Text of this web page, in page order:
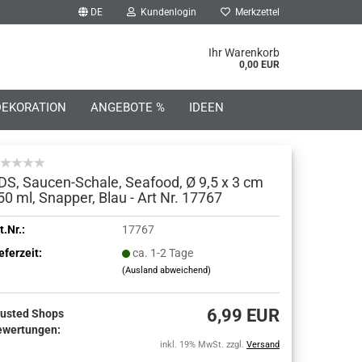
DE Kundenlogin
erstellen
vergessen?
Merkzettel
Ihr Warenkorb
0,00 EUR
ANGEBOTE % IDEEN
Saucen-Schale, Seafood, Ø 9,5 x 3 cm
ml, Snapper, Blau - Art Nr. 17767
17767
ca. 1-2 Tage
(Ausland abweichend)
Shops
6,99 EUR
inkl. 19% MwSt. zzgl. Versand